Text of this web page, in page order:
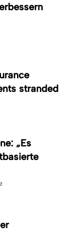
stranded
„Es